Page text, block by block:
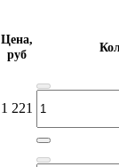
Цена,
руб
1 221